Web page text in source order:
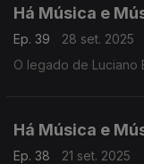
Há Música e
Ep. 39
28 set. 2025
O legado de Luciano
Há Música e
Ep. 38
21 set. 2025